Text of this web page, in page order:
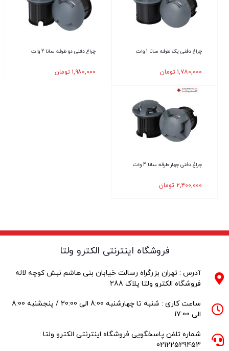
چراغ دفنی یک طرفه سانا 1 وات
۱,۷۸۰,۰۰۰ تومان
چراغ دفنی دو طرفه سانا 2 وات
۱,۹۸۰,۰۰۰ تومان
چراغ دفنی چهار طرفه سانا 4 وات
۲,۴۰۰,۰۰۰ تومان
فروشگاه اینترنتی الکترو ولتا
آدرس : تهران بزرگراه رسالت خیابان بنی هاشم نبش کوچه لاله
فروشگاه الکترو ولتا پلاک 288
ساعت کاری : شنبه تا چهارشنبه 8:00 الی 20:00 / پنجشنبه 8:00
الی 17:00
شماره تلفن پاسخگویی فروشگاه اینترنتی الکترو ولتا :
02122529453